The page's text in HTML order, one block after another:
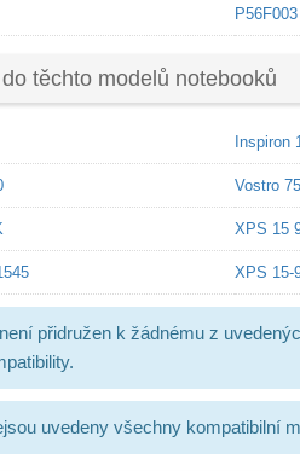
P56F003
těchto modelů notebooků
Inspiron
Vostro
XPS 15
XPS 15-
přidružen k žádnému z
uvedeny všechny kompatibilní